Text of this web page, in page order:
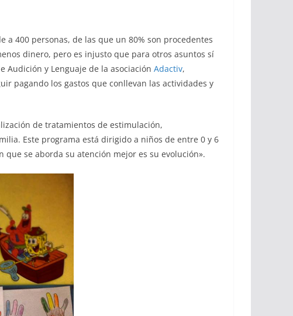
a 400 personas, de las que un 80% son procedentes
dinero, pero es injusto que para otros asuntos sí
Audición y Lenguaje de la asociación Adactiv,
pagando los gastos que conllevan las actividades y
de tratamientos de estimulación,
Este programa está dirigido a niños de entre 0 y 6
se aborda su atención mejor es su evolución».